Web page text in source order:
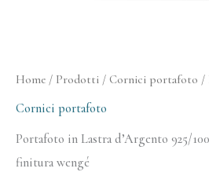
Home / Prodotti / Cornici portafoto /
Cornici portafoto
Portafoto in Lastra d’Argento 925/
finitura wengé